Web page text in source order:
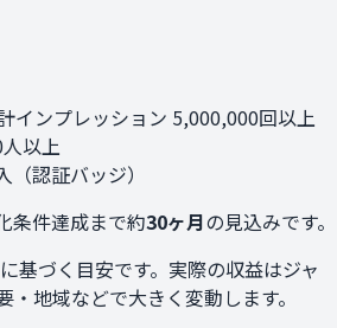
インプレッション 5,000,000回以上
人以上
認証バッジ）
条件達成まで約30ヶ月の見込みです。
基づく目安です。実際の収益はジャ
・地域などで大きく変動します。